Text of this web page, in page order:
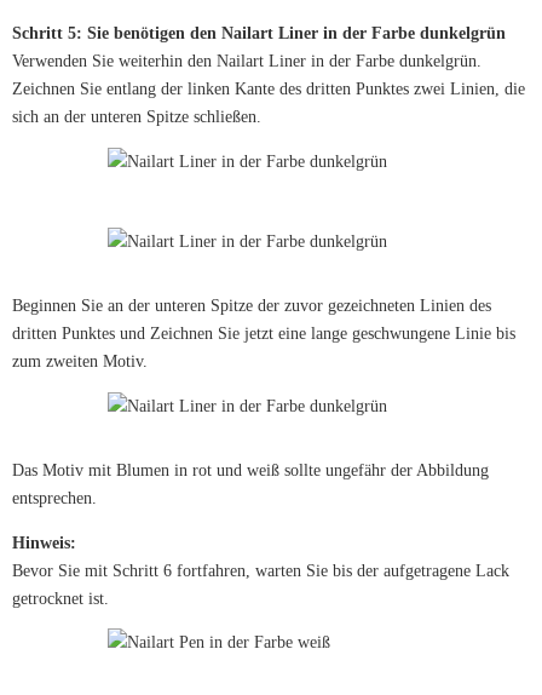
Schritt 5: Sie benötigen den Nailart Liner in der Farbe dunkelgrün
Verwenden Sie weiterhin den Nailart Liner in der Farbe dunkelgrün.
Zeichnen Sie entlang der linken Kante des dritten Punktes zwei Linien, die
sich an der unteren Spitze schließen.
Beginnen Sie an der unteren Spitze der zuvor gezeichneten Linien des
dritten Punktes und Zeichnen Sie jetzt eine lange geschwungene Linie bis
zum zweiten Motiv.
Das Motiv mit Blumen in rot und weiß sollte ungefähr der Abbildung
entsprechen.
Hinweis:
Bevor Sie mit Schritt 6 fortfahren, warten Sie bis der aufgetragene Lack
getrocknet ist.